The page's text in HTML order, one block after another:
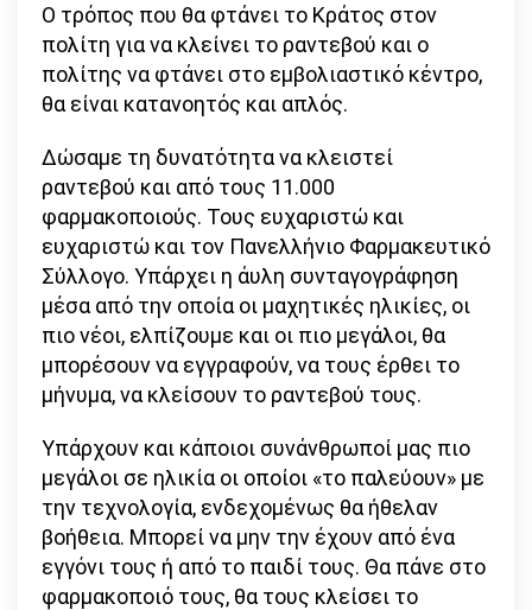
Ο τρόπος που θα φτάνει το Κράτος στον
πολίτη για να κλείνει το ραντεβού και ο
πολίτης να φτάνει στο εμβολιαστικό κέντρο,
θα είναι κατανοητός και απλός.
Δώσαμε τη δυνατότητα να κλειστεί
ραντεβού και από τους 11.000
φαρμακοποιούς. Τους ευχαριστώ και
ευχαριστώ και τον Πανελλήνιο Φαρμακευτικό
Σύλλογο. Υπάρχει η άυλη συνταγογράφηση
μέσα από την οποία οι μαχητικές ηλικίες, οι
πιο νέοι, ελπίζουμε και οι πιο μεγάλοι, θα
μπορέσουν να εγγραφούν, να τους έρθει το
μήνυμα, να κλείσουν το ραντεβού τους.
Υπάρχουν και κάποιοι συνάνθρωποί μας πιο
μεγάλοι σε ηλικία οι οποίοι «το παλεύουν» με
την τεχνολογία, ενδεχομένως θα ήθελαν
βοήθεια. Μπορεί να μην την έχουν από ένα
εγγόνι τους ή από το παιδί τους. Θα πάνε στο
φαρμακοποιό τους, θα τους κλείσει το